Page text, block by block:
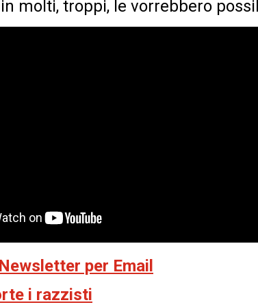
molti, troppi, le vorrebbero
per Email
i razzisti